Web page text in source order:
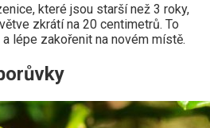
které jsou starší než 3 roky,
zkrátí na 20 centimetrů. To
lépe zakořenit na novém místě.